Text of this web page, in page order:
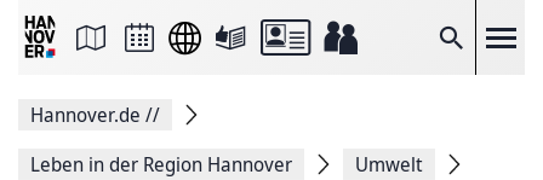
Suche
Seite
Facebook
Hannover.de //
Leben in der Region Hannover
Umwelt